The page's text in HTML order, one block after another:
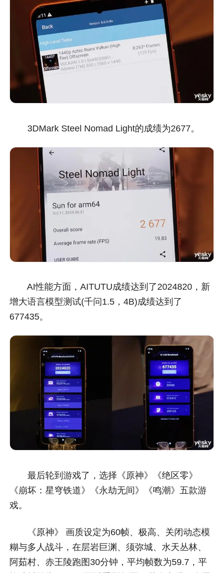
3DMark Steel Nomad Light的成绩为2677。
AI性能方面，AITUTU成绩达到了2024820，新
增大语言模型测试(千问1.5，4B)成绩达到了
677435。
最后轮到游戏了，选择《原神》《绝区零》
《崩坏：星穹铁道》《永劫无间》《鸣潮》五款游
戏。
《原神》 画质设定为60帧、极高、关闭动态模
糊与多人战斗，在层岩巨渊、须弥城、水天丛林、
阿茹村、赤王陵跑图30分钟，平均帧数为59.7，平